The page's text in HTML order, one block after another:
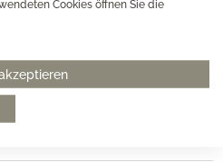
Cookies öffnen Sie die